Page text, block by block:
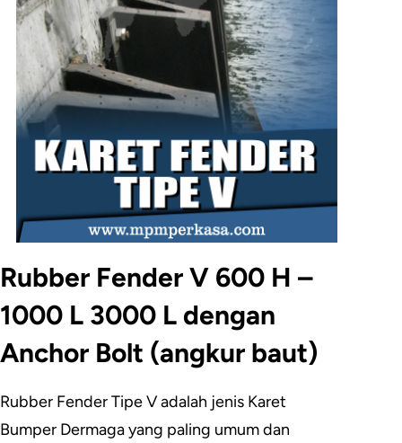
Rubber Fender V 600 H –
1000 L 3000 L dengan
Anchor Bolt (angkur baut)
Rubber Fender Tipe V adalah jenis Karet
Bumper Dermaga yang paling umum dan